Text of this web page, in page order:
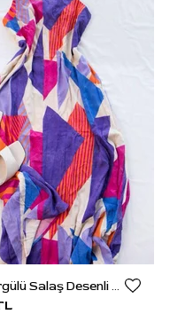
Askısı Örgülü Salaş Desenli Elbise